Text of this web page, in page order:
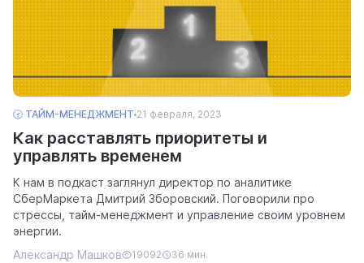
🕝 ТАЙМ-МЕНЕДЖМЕНТ 21 февраля, 2023
Как расставлять приоритеты и
управлять временем
К нам в подкаст заглянул директор по аналитике
СберМаркета Дмитрий Зборовский. Поговорили про
стрессы, тайм-менеджмент и управление своим уровнем
энергии.
Александр Машков
19092 36 мин.